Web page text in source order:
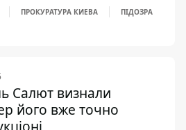
ПРОКУРАТУРА КИЕВА ПІДОЗРА
Салют визнали
його вже точно